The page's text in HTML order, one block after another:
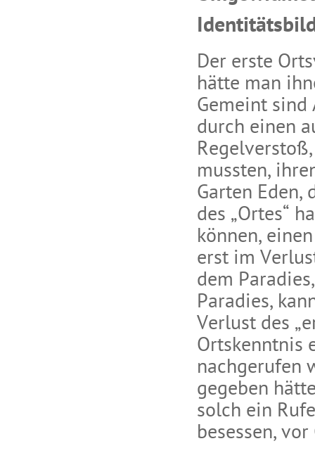
Der erste
hätte man
Gemeint sind
durch einen
mussten,
Garten Eden,
des „Ortes“
können,
erst im
dem
Paradies,
Verlust des
Ortskenntnis
nachgerufen
gegeben
solch ein
besessen,